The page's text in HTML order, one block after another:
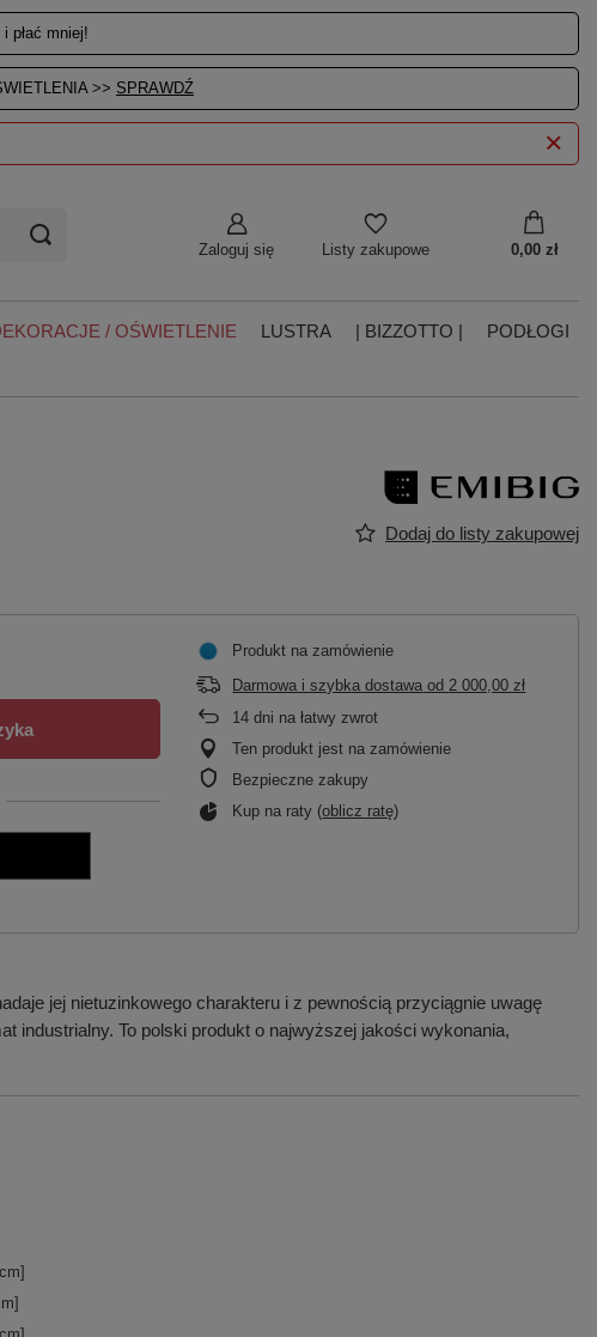
płać mniej!
>> SPRAWDŹ
Zaloguj się Listy zakupowe 0,00 zł
/ OŚWIETLENIE LUSTRA | BIZZOTTO |
PODŁOGI
Dodaj do listy zakupowej
Produkt na zamówienie
Darmowa i szybka dostawa od2 000,00 zł
14 dni na łatwy zwrot
Ten produkt jest na zamówienie
Bezpieczne zakupy
Kup na raty (oblicz ratę)
jej nietuzinkowego charakteru i z pewnością przyciągnie uwagę
industrialny. To polski produkt o najwyższej jakości wykonania,